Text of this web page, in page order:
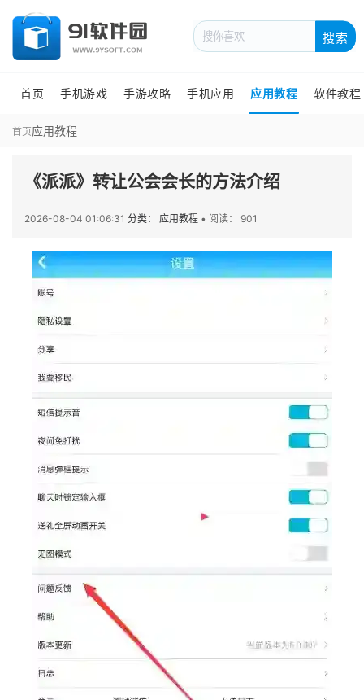
搜索
首页 手机游戏 手游攻略 手机应用 应用教程 软件教程
首页应用教程
《派派》转让公会会长的方法介绍
2026-08-04 01:06:31 分类： 应用教程 • 阅读： 901